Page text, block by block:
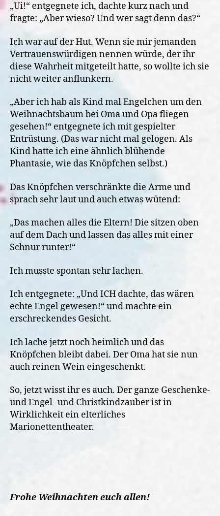
„Ui!“ entgegnete ich, dachte kurz nach und
fragte: „Aber wieso? Und wer sagt denn das?“
Ich war auf der Hut. Wenn sie mir jemanden
Vertrauenswürdigen nennen würde, der ihr
diese Wahrheit mitgeteilt hatte, so wollte ich sie
nicht weiter anflunkern.
„Aber ich hab als Kind mal Engelchen um den
Weihnachtsbaum bei Oma und Opa fliegen
gesehen!“ entgegnete ich mit gespielter
Entrüstung. (Das war nicht mal gelogen. Als
Kind hatte ich eine ähnlich blühende
Phantasie, wie das Knöpfchen selbst.)
Das Knöpfchen verschränkte die Arme und
sprach sehr laut und auch etwas wütend:
„Das machen alles die Eltern! Die sitzen oben
auf dem Dach und lassen das alles mit einer
Schnur runter!“
Ich musste spontan sehr lachen.
Ich entgegnete: „Und ICH dachte, das wären
echte Engel gewesen!“ und machte ein
erschreckendes Gesicht.
Ich lache jetzt noch heimlich und das
Knöpfchen bleibt dabei. Der Oma hat sie nun
auch reinen Wein eingeschenkt.
So, jetzt wisst ihr es auch. Der ganze Geschenke-
und Engel- und Christkindzauber ist in
Wirklichkeit ein elterliches
Marionettentheater.
Frohe Weihnachten euch allen!